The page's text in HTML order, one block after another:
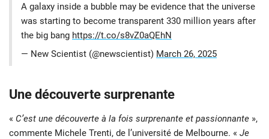
A galaxy inside a bubble may be evidence that the universe
was starting to become transparent 330 million years after
the big bang https://t.co/s8vZ0aQEhN
— New Scientist (@newscientist) March 26, 2025
Une découverte surprenante
« C’est une découverte à la fois surprenante et passionnante »,
commente Michele Trenti, de l’université de Melbourne. « Je